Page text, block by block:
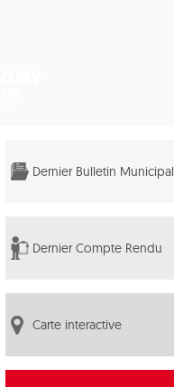
Dernier Bulletin Municipal
Dernier Compte Rendu
Carte interactive